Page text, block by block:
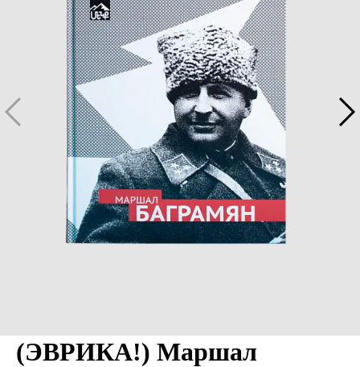
(ЭВРИКА!) Маршал